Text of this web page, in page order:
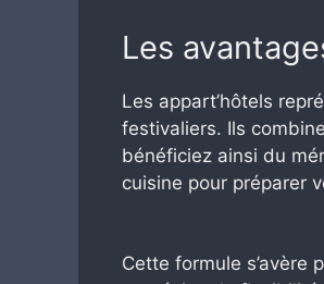
Les
Les appart’hôtels
festivaliers. Ils
bénéficiez ainsi du
cuisine pour préparer
Cette formule s’avère